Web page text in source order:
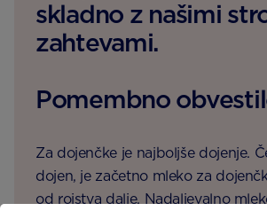
skladno z našimi
zahtevami.
Pomembno
Za dojenčke je najboljše dojenje.
dojen, je začetno mleko za
od rojstva dalje. Nadaljevalno